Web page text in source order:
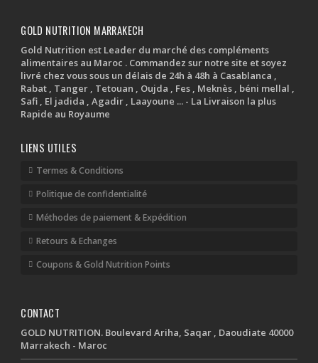
GOLD NUTRITION MARRAKECH
Gold Nutrition est Leader du marché des compléments
alimentaires au Maroc . Commandez sur notre site et soyez
livré chez vous sous un délais de 24h à 48h à Casablanca ,
Rabat , Tanger , Tetouan , Oujda , Fes , Meknès , béni mellal ,
Safi , El jadida , Agadir , Laayoune ... - La Livraison la plus
Rapide au Royaume
LIENS UTILES
Termes & Conditions
Politique de confidentialité
Méthodes de paiement & Expédition
Retours & Echanges
Coupons & Gold Nutrition Points
CONTACT
GOLD NUTRITION. Boulevard Ariha, Saqar , Daoudiate 40000
Marrakech - Maroc